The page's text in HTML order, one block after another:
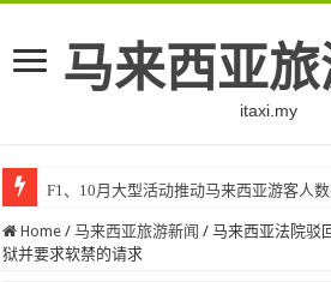
马来西亚旅
itaxi.my
F1、10月大型活动推动马来西亚游客人
Home / 马来西亚旅游新闻 / 马来西亚法院驳
狱并要求软禁的请求